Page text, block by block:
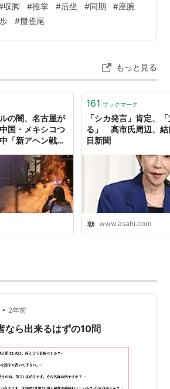
では動かさないと言う意識が必要
こちで、手が無意識の内に単独で動
なっているので、これを極力減らす
変わるのに同期して、手の平が下向
るだけで良いのに、下の手が…
収脚 #推掌 #后坐 #同期 #座腕
#攬雀尾
もっと見る
の闇、名古屋が
国・メキシコつ
「新アヘン戦
161 ブックマーク
「シカ発言」肯定、
る」 高市氏周辺、結
日新聞
www.asahi.com
• 2年前
ら出来るはずの10問